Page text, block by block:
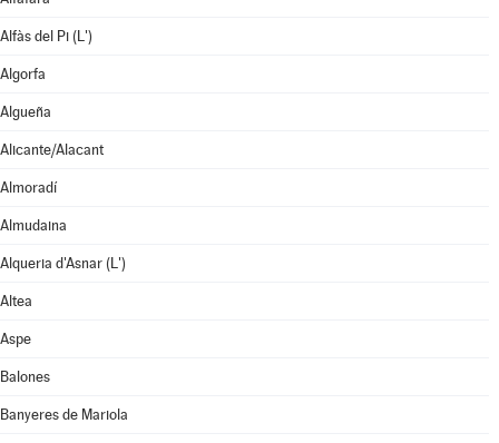
Alfàs del Pi (L')
Algorfa
Algueña
Alicante/Alacant
Almoradí
Almudaina
Alqueria d'Asnar (L')
Altea
Aspe
Balones
Banyeres de Mariola